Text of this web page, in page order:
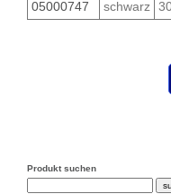
05000747
schwarz
Produkt suchen